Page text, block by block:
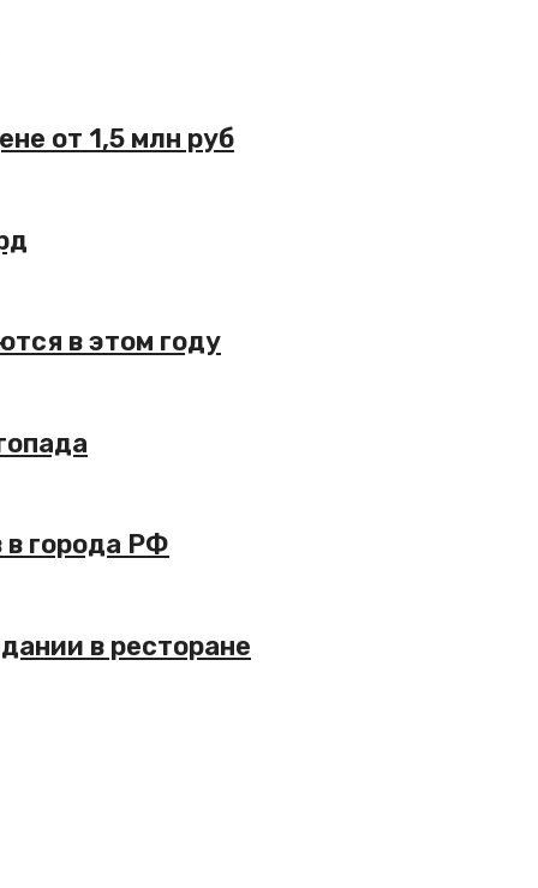
от 1,5 млн руб
в этом году
в города РФ
в ресторане